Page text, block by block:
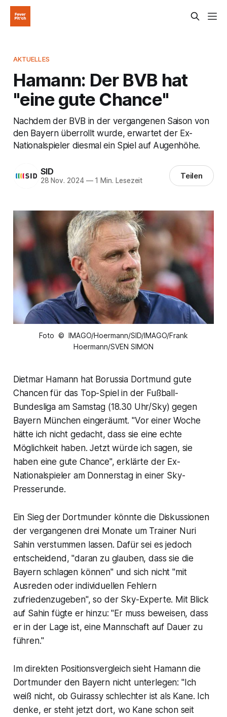
AKTUELLES
Hamann: Der BVB hat
"eine gute Chance"
Nachdem der BVB in der vergangenen Saison von
den Bayern überrollt wurde, erwartet der Ex-
Nationalspieler diesmal ein Spiel auf Augenhöhe.
SID
28 Nov. 2024 —1 Min. Lesezeit Teilen
Foto © IMAGO/Hoermann/SID/IMAGO/Frank
Hoermann/SVEN SIMON
Dietmar Hamann hat Borussia Dortmund gute
Chancen für das Top-Spiel in der Fußball-
Bundesliga am Samstag (18.30 Uhr/Sky) gegen
Bayern München eingeräumt. "Vor einer Woche
hätte ich nicht gedacht, dass sie eine echte
Möglichkeit haben. Jetzt würde ich sagen, sie
haben eine gute Chance", erklärte der Ex-
Nationalspieler am Donnerstag in einer Sky-
Presserunde.
Ein Sieg der Dortmunder könnte die Diskussionen
der vergangenen drei Monate um Trainer Nuri
Sahin verstummen lassen. Dafür sei es jedoch
entscheidend, "daran zu glauben, dass sie die
Bayern schlagen können" und sich nicht "mit
Ausreden oder individuellen Fehlern
zufriedenzugeben", so der Sky-Experte. Mit Blick
auf Sahin fügte er hinzu: "Er muss beweisen, dass
er in der Lage ist, eine Mannschaft auf Dauer zu
führen."
Im direkten Positionsvergleich sieht Hamann die
Dortmunder den Bayern nicht unterlegen: "Ich
weiß nicht, ob Guirassy schlechter ist als Kane. Ich
denke, er steht jetzt dort, wo Kane schon seit